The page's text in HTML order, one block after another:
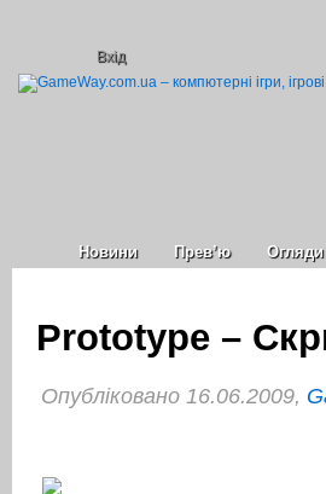
Вхід
Новини Прев’ю Огляди
Prototype –
Опубліковано 16.06.2009,